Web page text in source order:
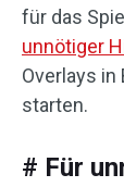
für das
unnötiger
Overlays in
starten.
# Für